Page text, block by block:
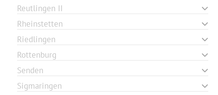
Reutlingen II
Rheinstetten
Riedlingen
Rottenburg
Senden
Sigmaringen